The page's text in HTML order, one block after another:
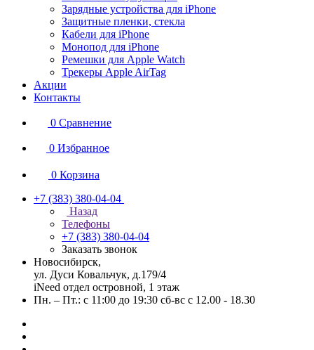
Зарядные устройства для iPhone
Защитные пленки, стекла
Кабели для iPhone
Монопод для iPhone
Ремешки для Apple Watch
Трекеры Apple AirTag
Акции
Контакты
0 Сравнение
0 Избранное
0 Корзина
+7 (383) 380-04-04
Назад
Телефоны
+7 (383) 380-04-04
Заказать звонок
Новосибирск,
ул. Дуси Ковальчук, д.179/4
iNeed отдел островной, 1 этаж
Пн. – Пт.: с 11:00 до 19:30 сб-вс с 12.00 - 18.30